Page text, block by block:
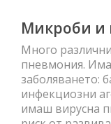
Микроби и
Много
пневмония.
заболяването:
инфекциозни
имаш вирусна